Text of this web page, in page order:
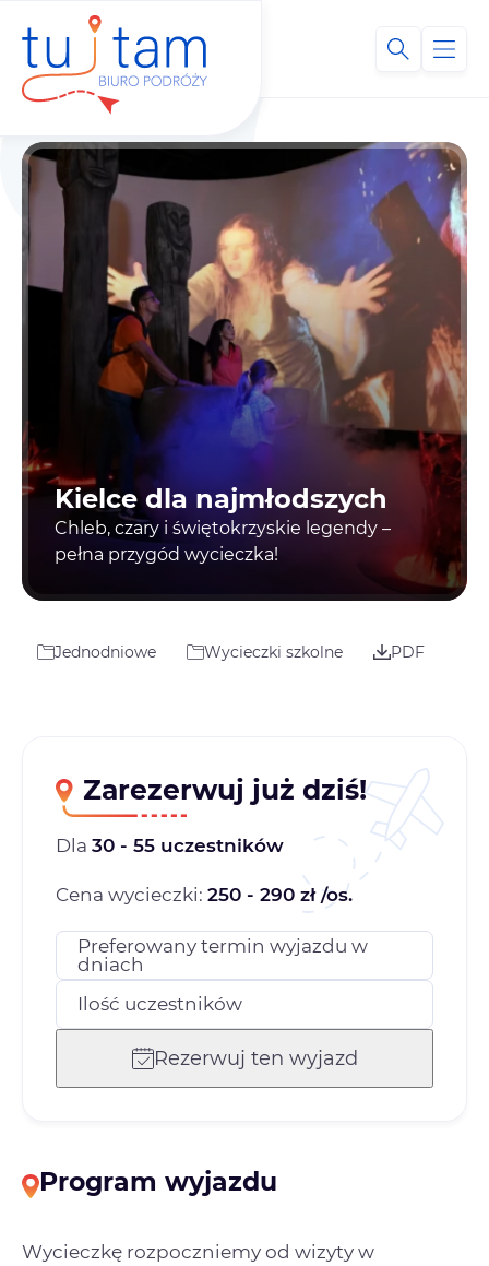
Kielce dla najmłodszych
Chleb, czary i świętokrzyskie legendy –
pełna przygód wycieczka!
Jednodniowe Wycieczki szkolne PDF
Zarezerwuj już dziś!
Dla 30 - 55 uczestników
Cena wycieczki: 250 - 290 zł /os.
Preferowany termin wyjazdu w
dniach
Ilość uczestników
Rezerwuj ten wyjazd
Program wyjazdu
Wycieczkę rozpoczniemy od wizyty w